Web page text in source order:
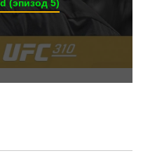
(эпизод 5)